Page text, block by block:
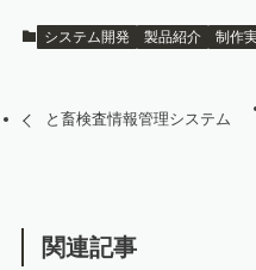
システム開発 製品紹介 制作
と畜検査情報管理システム
関連記事